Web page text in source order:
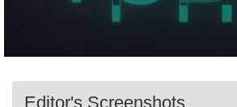
Editor's Screenshots